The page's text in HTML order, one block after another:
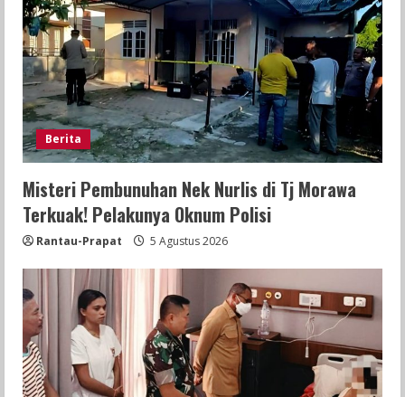
Berita
Misteri Pembunuhan Nek Nurlis di Tj Morawa
Terkuak! Pelakunya Oknum Polisi
Rantau-Prapat 5 Agustus 2026